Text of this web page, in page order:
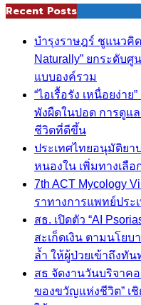
Recent Posts
บำรุงราษฎร์ ชูแนวคิด
Naturally” ยกระดับ
แบบองค์รวม
“ไอเรื้อรัง เหนื่อยง่า
พังผืดในปอด การดูแ
ชีวิตที่ดีขึ้น
ประเทศไทยอนุมัติย
หนองใน เพิ่มทางเลื
7th ACT Mycology
ราทางการแพทย์ประ
สธ. เปิดตัว “AI
สะเก็ดเงิน ตามนโยบ
ล้ำ ให้ผู้ป่วยเข้าถึงทัน
สธ จัดงานวันบริจาค
ของขวัญแห่งชีวิต” เ